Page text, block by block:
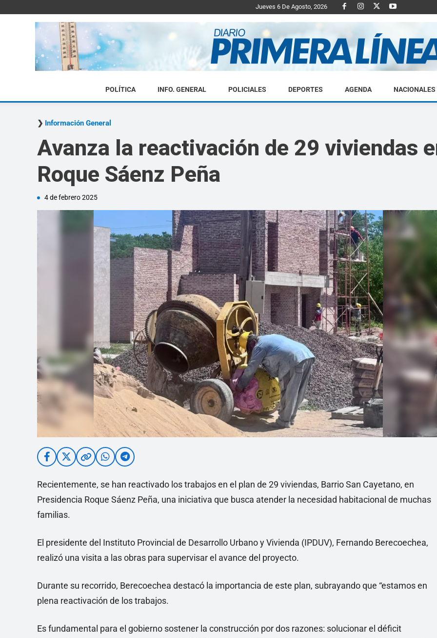
Jueves 6 De Agosto, 2026
Diario
Linea
POLÍTICA INFO. GENERAL POLICIALES DEPORTES AGENDA NACIONALES
Información General
Avanza la reactivación de 29 viviendas
Roque Sáenz Peña
4 de febrero 2025
Recientemente, se han reactivado los trabajos en el plan de 29 viviendas, Barrio San Cayetano, en
Presidencia Roque Sáenz Peña, una iniciativa que busca atender la necesidad habitacional de muchas
familias.
El presidente del Instituto Provincial de Desarrollo Urbano y Vivienda (IPDUV), Fernando Berecoechea,
realizó una visita a las obras para supervisar el avance del proyecto.
Durante su recorrido, Berecoechea destacó la importancia de este plan, subrayando que “estamos en
plena reactivación de los trabajos.
Es fundamental para el gobierno sostener la construcción por dos razones: solucionar el déficit